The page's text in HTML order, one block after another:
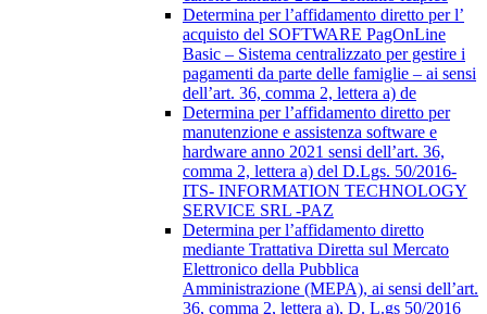
Determina per l’affidamento diretto per l’
acquisto del SOFTWARE PagOnLine
Basic – Sistema centralizzato per gestire i
pagamenti da parte delle famiglie – ai sensi
dell’art. 36, comma 2, lettera a) de
Determina per l’affidamento diretto per
manutenzione e assistenza software e
hardware anno 2021 sensi dell’art. 36,
comma 2, lettera a) del D.Lgs. 50/2016-
ITS- INFORMATION TECHNOLOGY
SERVICE SRL -PAZ
Determina per l’affidamento diretto
mediante Trattativa Diretta sul Mercato
Elettronico della Pubblica
Amministrazione (MEPA), ai sensi dell’art.
36, comma 2, lettera a), D. L.gs 50/2016